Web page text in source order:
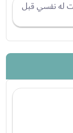
له نفسي قبل